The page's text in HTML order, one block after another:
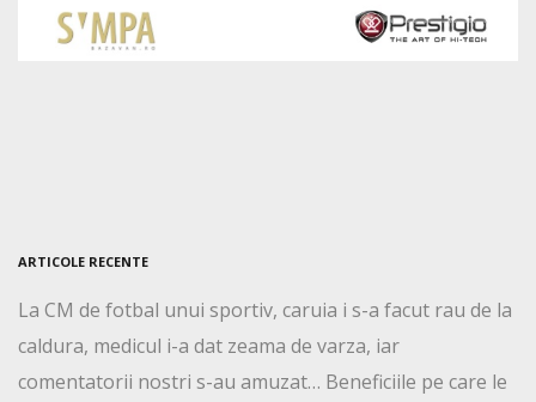
ARTICOLE RECENTE
La CM de fotbal unui sportiv, caruia i s-a facut rau de la
caldura, medicul i-a dat zeama de varza, iar
comentatorii nostri s-au amuzat… Beneficiile pe care le